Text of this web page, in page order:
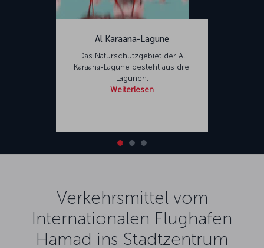
Al Karaana-Lagune
Das Naturschutzgebiet der Al
Karaana-Lagune besteht aus drei
Lagunen.
Weiterlesen
Verkehrsmittel vom
Internationalen Flughafen
Hamad ins Stadtzentrum